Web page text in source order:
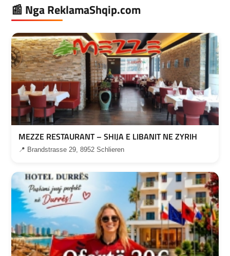
📰 Nga ReklamaShqip.com
MEZZE RESTAURANT – SHIJA E LIBANIT NE ZYRIH
📍 Brandstrasse 29, 8952 Schlieren